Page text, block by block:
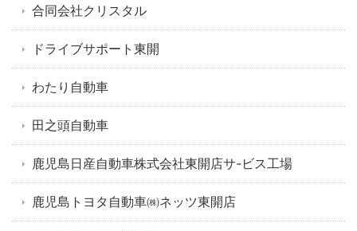
合同会社クリスタル
ドライブサポート東開
わたり自動車
田之頭自動車
鹿児島日産自動車株式会社東開店サ-ビス工場
鹿児島トヨタ自動車㈱ネッツ東開店